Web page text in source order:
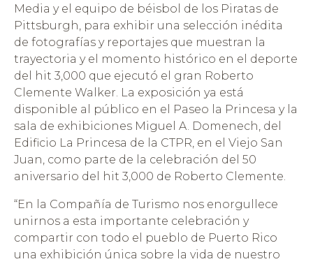
Media y el equipo de béisbol de los Piratas de
Pittsburgh, para exhibir una selección inédita
de fotografías y reportajes que muestran la
trayectoria y el momento histórico en el deporte
del hit 3,000 que ejecutó el gran Roberto
Clemente Walker. La exposición ya está
disponible al público en el Paseo la Princesa y la
sala de exhibiciones Miguel A. Domenech, del
Edificio La Princesa de la CTPR, en el Viejo San
Juan, como parte de la celebración del 50
aniversario del hit 3,000 de Roberto Clemente.
“En la Compañía de Turismo nos enorgullece
unirnos a esta importante celebración y
compartir con todo el pueblo de Puerto Rico
una exhibición única sobre la vida de nuestro